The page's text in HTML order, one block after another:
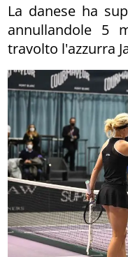
La danese ha
annullandole 5
travolto l'azzurra